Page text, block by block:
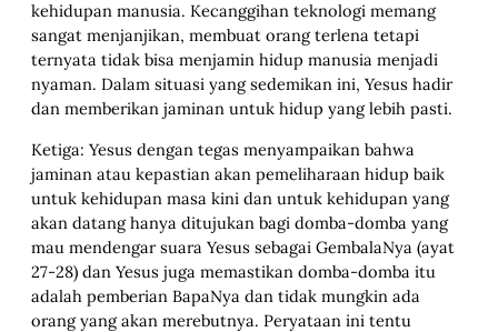
kehidupan manusia. Kecanggihan teknologi memang
sangat menjanjikan, membuat orang terlena tetapi
ternyata tidak bisa menjamin hidup manusia menjadi
nyaman. Dalam situasi yang sedemikan ini, Yesus hadir
dan memberikan jaminan untuk hidup yang lebih pasti.
Ketiga: Yesus dengan tegas menyampaikan bahwa
jaminan atau kepastian akan pemeliharaan hidup baik
untuk kehidupan masa kini dan untuk kehidupan yang
akan datang hanya ditujukan bagi domba-domba yang
mau mendengar suara Yesus sebagai GembalaNya (ayat
27-28) dan Yesus juga memastikan domba-domba itu
adalah pemberian BapaNya dan tidak mungkin ada
orang yang akan merebutnya. Peryataan ini tentu